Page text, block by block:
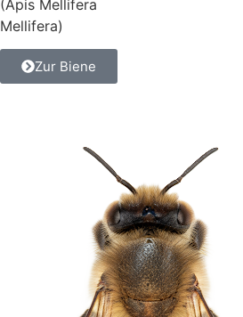
(Apis Mellifera
Mellifera)
Zur Biene